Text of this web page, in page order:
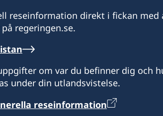
reseinformation direkt i fickan med
på regeringen.se.
om var du befinner dig och
under din utlandsvistelse.
reseinformation